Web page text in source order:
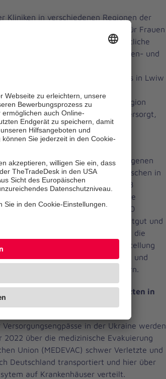
Kliniken in verschiedenen Regionen der
kostenlose Hepatis C-Behandlung für Frauen
deren psychologische und rechtliche
sichergestellt. Schlaganfallpatienten- und
des St. Lukes Krankenhauses in Lwiw
in der frontnahen Region
Wintermonate mit Holzbriketts versorgt,
Behandlung der Menschen
die Johanniter im vergangenen
mit ihren vier Partnern die Menschen in
dem Lebensnotwendigsten. 1.158
aus Dörfern nahe der Frontlinie
an sicherere Orte gebracht. 20.000
Hilfspakete, Gutscheine, Saatgut und
Geräte. Zudem unterstützten die
Vertriebene bei der Wiederherstellung
und boten 1.267 Frauen und
Schutz vor Gewalt in Frauenhäusern.
Behandlung von Schwerstverletzten in
in der Ukraine werden
2022 über die medizinische Evakuierung
Union (MEDEVAC) schwer Verletzte und
Deutschland transportiert und hier über
auf Krankenhäuser verteilt.